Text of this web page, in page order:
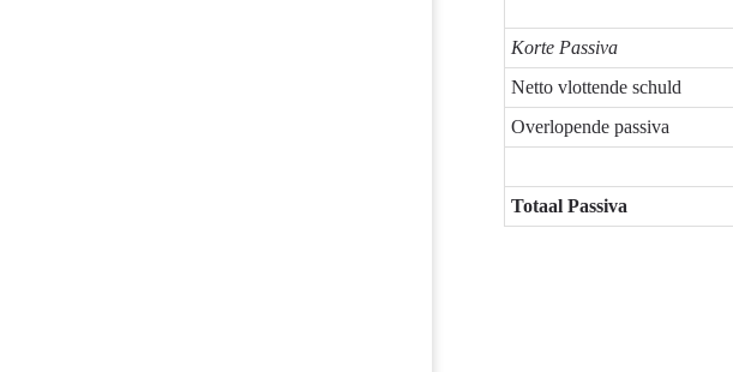
Korte Passiva
Netto vlottende schuld
Overlopende passiva
Totaal Passiva